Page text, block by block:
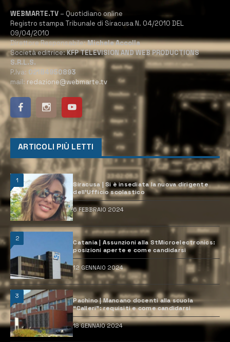
WEBMARTE.TV – Quotidiano online
Registro stampa Tribunale di Siracusa N. 04/2010 DEL
09/04/2010
Direttore Responsabile:Michele Accolla
Società editrice:KFP TELEVISION AND WEB PRODUCTIONS
S.R.L.S.
P.Iva: 02184950893
mail: redazione@webmarte.tv
ARTICOLI PIÙ LETTI
1
Siracusa | Si è insediata la nuova dirigente
dell’Ufficio scolastico
6 FEBBRAIO 2024
2
Catania | Assunzioni alla StMicroelectronics:
posizioni aperte e come candidarsi
12 GENNAIO 2024
3
Pachino | Mancano docenti alla scuola
“Calleri”: requisiti e come candidarsi
18 GENNAIO 2024